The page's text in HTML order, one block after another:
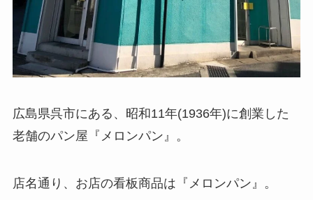
広島県呉市にある、昭和11年(1936年)に創業した
老舗のパン屋『メロンパン』。
店名通り、お店の看板商品は『メロンパン』。